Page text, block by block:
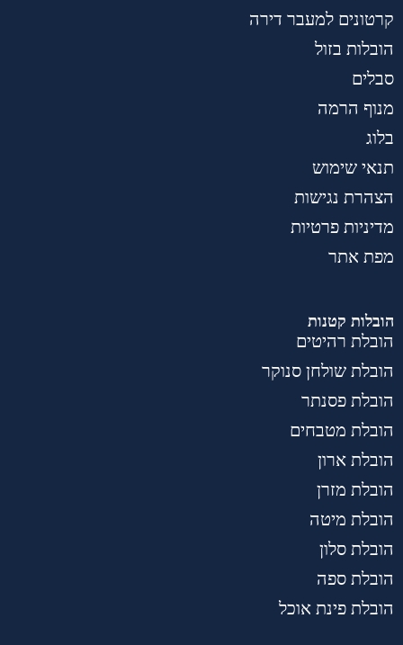
קרטונים למעבר דירה
הובלות בזול
סבלים
מנוף הרמה
בלוג
תנאי שימוש
הצהרת נגישות
מדיניות פרטיות
מפת אתר
הובלות קטנות
הובלת רהיטים
הובלת שולחן סנוקר
הובלת פסנתר
הובלת מטבחים
הובלת ארון
הובלת מזרן
הובלת מיטה
הובלת סלון
הובלת ספה
הובלת פינת אוכל